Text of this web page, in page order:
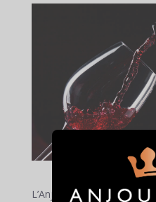
L’Anjou villages fait partie